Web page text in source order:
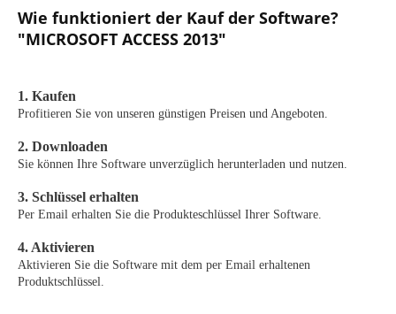
Wie funktioniert der Kauf der Software?
"MICROSOFT ACCESS 2013"
1. Kaufen
Profitieren Sie von unseren günstigen Preisen und Angeboten.
2. Downloaden
Sie können Ihre Software unverzüglich herunterladen und nutzen.
3. Schlüssel erhalten
Per Email erhalten Sie die Produkteschlüssel Ihrer Software.
4. Aktivieren
Aktivieren Sie die Software mit dem per Email erhaltenen
Produktschlüssel.